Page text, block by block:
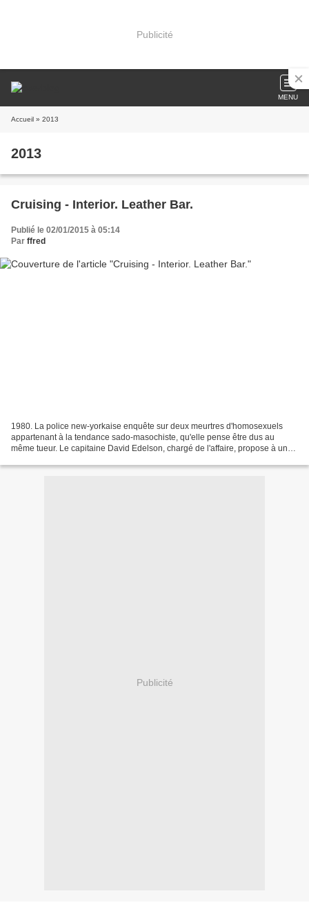
Publicité
MENU
Accueil » 2013
2013
Cruising - Interior. Leather Bar.
Publié le 02/01/2015 à 05:14
Par ffred
1980. La police new-yorkaise enquête sur deux meurtres d'homosexuels
appartenant à la tendance sado-masochiste, qu'elle pense être dus au
même tueur. Le capitaine David Edelson, chargé de l'affaire, propose à un
Publicité